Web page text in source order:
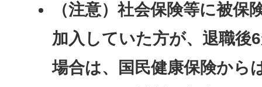
（注意）社会保険等に被保
加入していた方が、退職後
場合は、国民健康保険から